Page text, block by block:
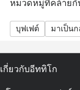
- สถานีถ่ายทอดส
สิทธิพิเศษสำหรับ
มาฉลองวันเกิดที่ร้
หมวดหมู่ที่คล้ายกั
บุฟเฟต์ มาเป็น
เกี่ยวกับอีททิโก